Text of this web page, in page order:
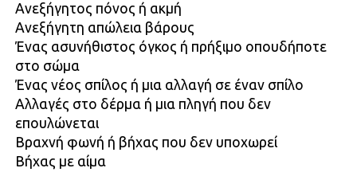
Ανεξήγητος πόνος ή ακμή
Ανεξήγητη απώλεια βάρους
Ένας ασυνήθιστος όγκος ή πρήξιμο οπουδήποτε
στο σώμα
Ένας νέος σπίλος ή μια αλλαγή σε έναν σπίλο
Αλλαγές στο δέρμα ή μια πληγή που δεν
επουλώνεται
Βραχνή φωνή ή βήχας που δεν υποχωρεί
Βήχας με αίμα